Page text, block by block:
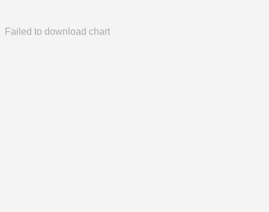
Failed to download chart